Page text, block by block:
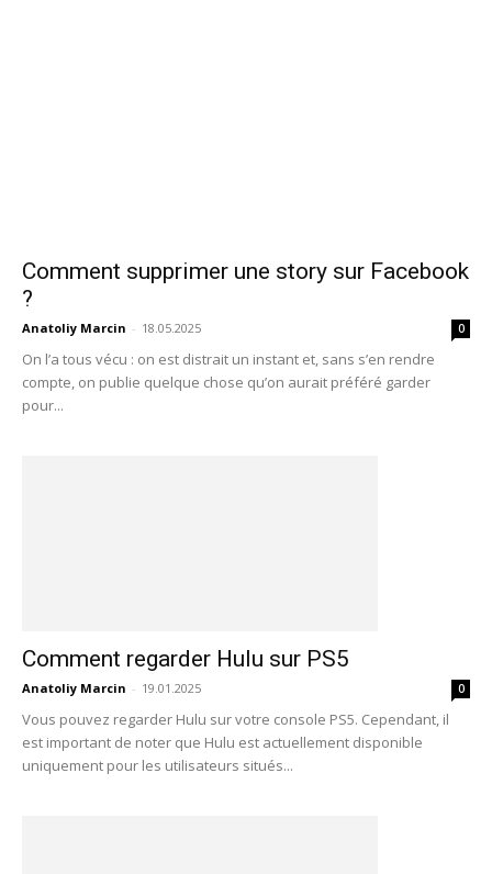
Comment supprimer une story sur Facebook
?
Anatoliy Marcin - 18.05.2025 0
On l’a tous vécu : on est distrait un instant et, sans s’en rendre
compte, on publie quelque chose qu’on aurait préféré garder
pour...
Comment regarder Hulu sur PS5
Anatoliy Marcin - 19.01.2025 0
Vous pouvez regarder Hulu sur votre console PS5. Cependant, il
est important de noter que Hulu est actuellement disponible
uniquement pour les utilisateurs situés...